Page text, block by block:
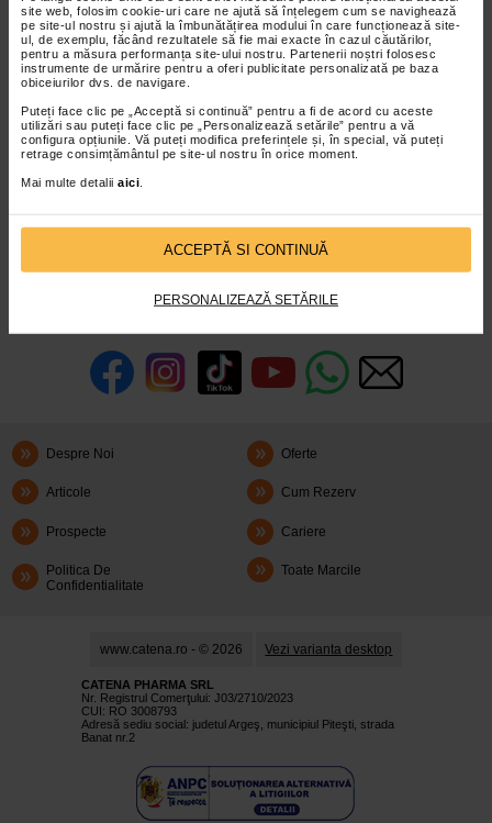
site web, folosim cookie-uri care ne ajută să înțelegem cum se navighează
pe site-ul nostru și ajută la îmbunătățirea modului în care funcționează site-
ul, de exemplu, făcând rezultatele să fie mai exacte în cazul căutărilor,
pentru a măsura performanța site-ului nostru. Partenerii noștri folosesc
instrumente de urmărire pentru a oferi publicitate personalizată pe baza
obiceiurilor dvs. de navigare.
Puteți face clic pe „Acceptă si continuă” pentru a fi de acord cu aceste
utilizări sau puteți face clic pe „Personalizează setările” pentru a vă
configura opțiunile. Vă puteți modifica preferințele și, în special, vă puteți
retrage consimțământul pe site-ul nostru în orice moment.
Mai multe detalii aici
ACCEPTĂ SI CONTINUĂ
PERSONALIZEAZĂ SETĂRILE
Xifia, 100 mg / 5 ml, 1 flacon,
Ce este XIFIA si pentru ce se
utilizeaza? XIFIA contine o
infoline@catena.ro CallCenter
Despre Noi Oferte
Articole Cum Rezerv
Prospecte Cariere
Politica De
Confidentialitate
Toate Marcile
www.catena.ro - © 2026 Vezi varianta desktop
CATENA PHARMA SRL
Nr. Registrul Comerţului: J03/2710/2023
CUI: RO 3008793
Adresă sediu social: judetul Argeş, municipiul Piteşti, strada
Banat nr.2